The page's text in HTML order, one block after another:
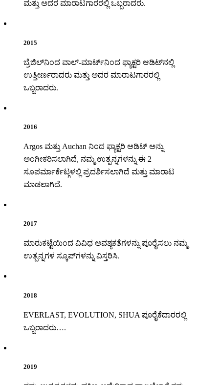
ಮತ್ತು ಅದರ ಮಾರಾಟಗಾರರಲ್ಲಿ ಒಬ್ಬರಾದರು.
2015
ಬ್ರೆಜಿಲ್‌ನಿಂದ ವಾಲ್-ಮಾರ್ಟ್‌ನಿಂದ ಫ್ಯಾಕ್ಟರಿ ಆಡಿಟ್‌ನಲ್ಲಿ
ಉತ್ತೀರ್ಣರಾದರು ಮತ್ತು ಅದರ ಮಾರಾಟಗಾರರಲ್ಲಿ
ಒಬ್ಬರಾದರು.
2016
Argos ಮತ್ತು Auchan ನಿಂದ ಫ್ಯಾಕ್ಟರಿ ಆಡಿಟ್ ಅನ್ನು
ಅಂಗೀಕರಿಸಲಾಗಿದೆ, ನಮ್ಮ ಉತ್ಪನ್ನಗಳನ್ನು ಈ 2
ಸೂಪರ್ಮಾರ್ಕೆಟ್ಗಳಲ್ಲಿ ಪ್ರದರ್ಶಿಸಲಾಗಿದೆ ಮತ್ತು ಮಾರಾಟ
ಮಾಡಲಾಗಿದೆ.
2017
ಮಾರುಕಟ್ಟೆಯಿಂದ ವಿವಿಧ ಅವಶ್ಯಕತೆಗಳನ್ನು ಪೂರೈಸಲು ನಮ್ಮ
ಉತ್ಪನ್ನಗಳ ಸ್ಕೂಪ್‌ಗಳನ್ನು ವಿಸ್ತರಿಸಿ.
2018
EVERLAST, EVOLUTION, SHUA ಪೂರೈಕೆದಾರರಲ್ಲಿ
ಒಬ್ಬರಾದರು….
2019